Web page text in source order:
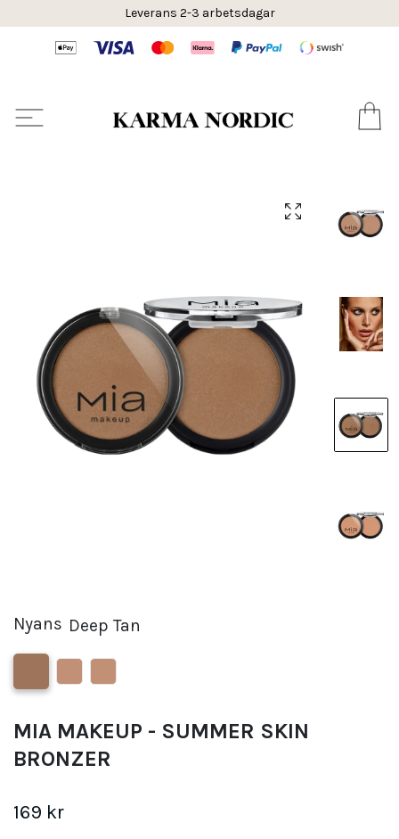
Leverans 2-3 arbetsdagar
Nyans Deep Tan
MIA MAKEUP - SUMMER SKIN
BRONZER
169 kr